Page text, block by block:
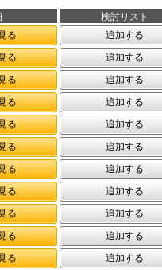
検討リスト
る
追加する
る
追加する
る
追加する
る
追加する
る
追加する
る
追加する
る
追加する
る
追加する
る
追加する
る
追加する
る
追加する